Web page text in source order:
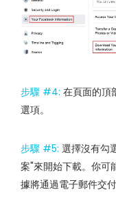
步驟 #4: 在頁面的頂
選項。
步驟 #5: 選擇沒有勾
案"來開始下載。你可
據將通過電子郵件交付